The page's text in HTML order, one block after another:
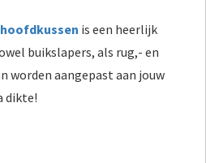
is een heerlijk
buikslapers, als rug,- en
worden aangepast aan jouw
dikte!